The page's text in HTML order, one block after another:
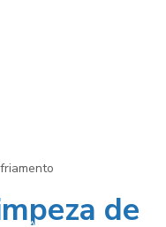
de